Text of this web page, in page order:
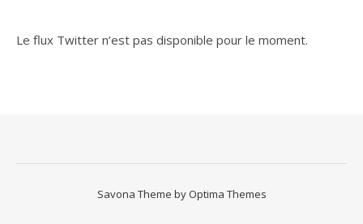
Le flux Twitter n’est pas disponible pour le moment.
Savona Theme by Optima Themes